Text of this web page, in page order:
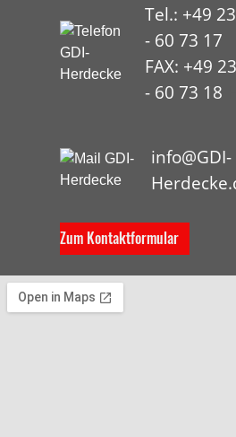
Tel.: +49
- 60 73 17
FAX: +49
- 60 73 18
info@GDI-
Zum Kontaktformular